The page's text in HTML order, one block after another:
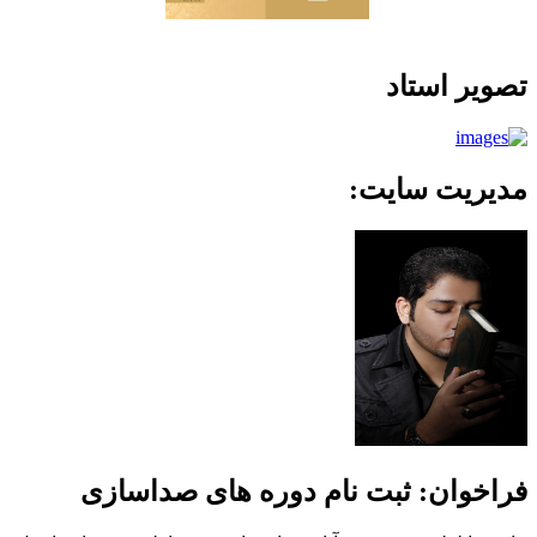
تصویر استاد
مدیریت سایت:
فراخوان: ثبت نام دوره های صداسازی